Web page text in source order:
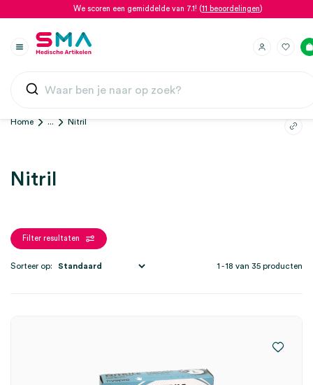
We scoren een gemiddelde van 7.1! (11 beoordelingen)
Home ... Nitril
Nitril
Filter resultaten
1 - 18 van 35 producten
Sorteer op: